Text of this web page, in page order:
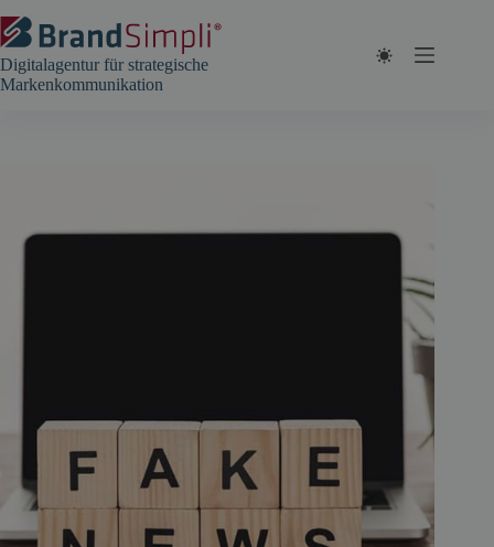
Inhalt
springen
Digitalagentur für strategische
Markenkommunikation